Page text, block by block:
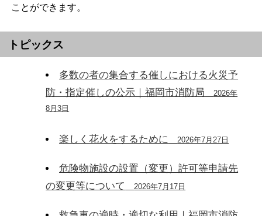
ことができます。
トピックス
多数の者の集合する催しにおける火災予
防・指定催しの公示｜福岡市消防局
2026年
8月3日
楽しく花火をするために 2026年7月27日
危険物施設の設置（変更）許可等申請先
の変更等について
2026年7月17日